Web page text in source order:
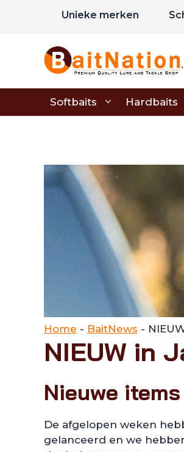
Unieke merken
Softbaits Hardbaits
Home - BaitNews -
NIEUW in
Nieuwe
De afgelopen weken
gelanceerd en we